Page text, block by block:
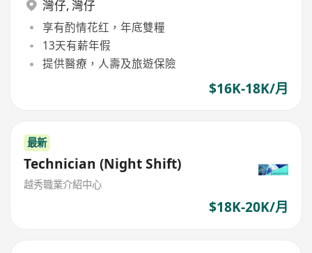
灣仔, 灣仔
享有酌情花红，年底雙糧
13天有薪年假
提供醫療，人壽及旅遊保險
$16K-18K/月
最新
Technician (Night Shift)
越秀職業介紹中心
$18K-20K/月